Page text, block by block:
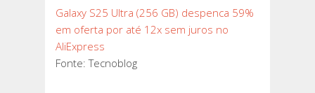
Galaxy S25 Ultra (256 GB) despenca 59%
em oferta por até 12x sem juros no
AliExpress
Fonte: Tecnoblog